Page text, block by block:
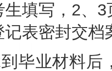
生填写，2、
记表密封交
毕业材料后